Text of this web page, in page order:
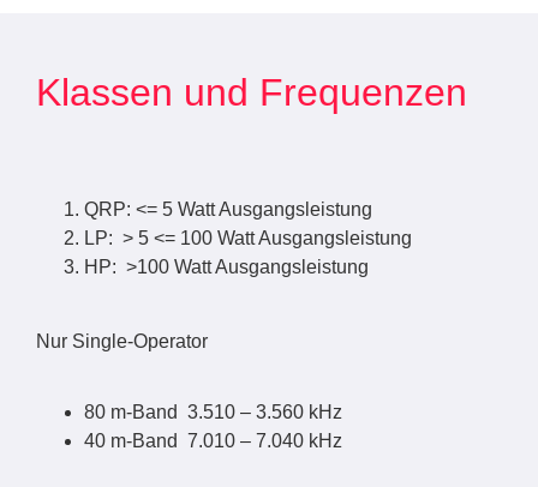
Klassen und Frequenzen
QRP: <= 5 Watt Ausgangsleistung
LP: > 5 <= 100 Watt Ausgangsleistung
HP: >100 Watt Ausgangsleistung
Nur Single-Operator
80 m-Band 3.510 – 3.560 kHz
40 m-Band 7.010 – 7.040 kHz